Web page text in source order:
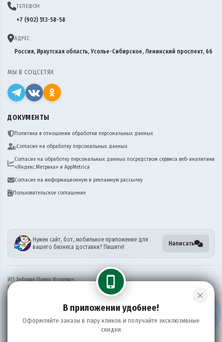
ТЕЛЕФОН
+7 (902) 513-58-58
АДРЕС
Россия, Иркутская область, Усолье-Сибирское, Ленинский проспект, 66
МЫ В СОЦСЕТЯХ
ДОКУМЕНТЫ
Политика в отношении обработки персональных данных
Согласие на обработку персональных данных
Согласие на обработку персональных данных посредством сервиса веб-аналитики
«Яндекс.Метрика» и AppMetrica
Согласие на информационную и рекламную рассылку
Пользовательское соглашение
Нужен сайт, бот, мобильное приложение для
вашего бизнеса доставки? Пишите!
Написать
ИП Заборик Павел Игоревич
ИНН 381911006174
Информация на сайте носит справочный характер и не является публичной офертой
2026 ПадТай
close
phone_iphone
В приложении удобнее!
Оформляйте заказы в пару кликов и получайте эксклюзивные
скидки